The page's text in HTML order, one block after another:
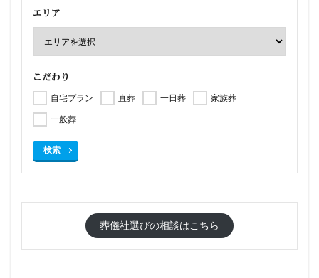
エリア
こだわり
自宅プラン 直葬 一日葬
家族葬
一般葬
検索
葬儀社選びの相談はこちら